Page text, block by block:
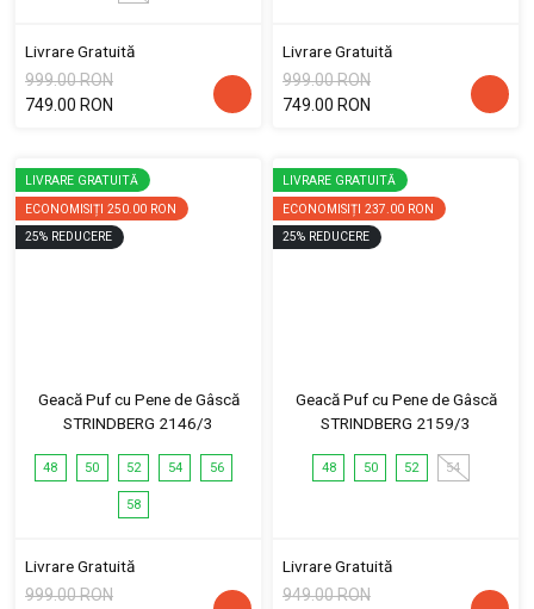
Livrare Gratuită
999.00 RON
749.00 RON
Livrare Gratuită
999.00 RON
749.00 RON
LIVRARE GRATUITĂ
ECONOMISIȚI 250.00 RON
25% REDUCERE
Geacă Puf cu Pene de Gâscă
STRINDBERG 2146/3
48 50 52 54 56
58
Livrare Gratuită
999.00 RON
LIVRARE GRATUITĂ
ECONOMISIȚI 237.00 RON
25% REDUCERE
Geacă Puf cu Pene de Gâscă
STRINDBERG 2159/3
48 50 52 54
Livrare Gratuită
949.00 RON